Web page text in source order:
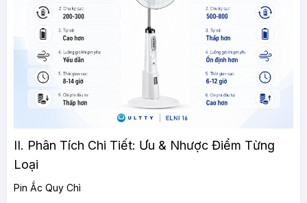
II. Phân Tích Chi Tiết: Ưu & Nhược Điểm Từng
Loại
Pin Ắc Quy Chì